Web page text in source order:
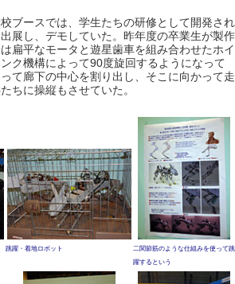
ブースでは、学生たちの研修として開発され
展し、デモしていた。昨年度の卒業生が製作
扁平なモータと遊星歯車を組み合わせたホイ
ク機構によって90度旋回するようになって
て廊下の中心を割り出し、そこに向かって走
ちに操縦もさせていた。
跳躍・着地ロボット
二関節筋のような仕組みを使って跳
躍するという